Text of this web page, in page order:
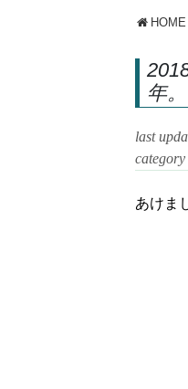
HOME
年。
last
category
あけま